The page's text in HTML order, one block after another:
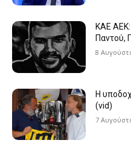
KAE
Παντού,
8
Η
(vid)
7